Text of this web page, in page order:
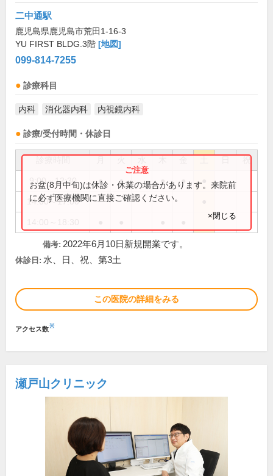
二中通駅
鹿児島県鹿児島市荒田1-16-3
YU FIRST BLDG.3階 [地図]
099-814-7255
診療科目
内科 消化器内科 内視鏡内科
診療/受付時間・休診日
祝
9:00～12:30 ● ● ● ●
14:00～17:00
お盆(8月中旬)は休診・休業の場合があります。来院前
に必ず医療機関に直接ご確認ください。
×閉じる
備考: 2022年6月10日新規開業です。
休診日: 水、日、祝、第3土
この医院の詳細をみる
アクセス数※
瀬戸山クリニック